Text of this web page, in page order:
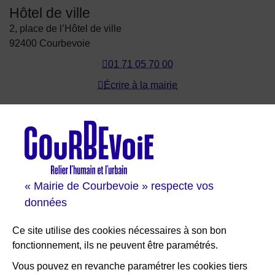
« Mairie de Courbevoie » respecte vos
données
Ce site utilise des cookies nécessaires à son bon
fonctionnement, ils ne peuvent être paramétrés.
Vous pouvez en revanche paramétrer les cookies tiers
Hôtel de ville
2, place de l’Hôtel de ville
92400 Courbevoie
01 71 05 70 00
Écrire à la mairie
Les sites de Courbevoie
Courbevoie espace famille
Val Courbevoie
Sortir à Courbevoie
Solutions entreprises
Portail des bibliothèques
Je participe Courbevoie